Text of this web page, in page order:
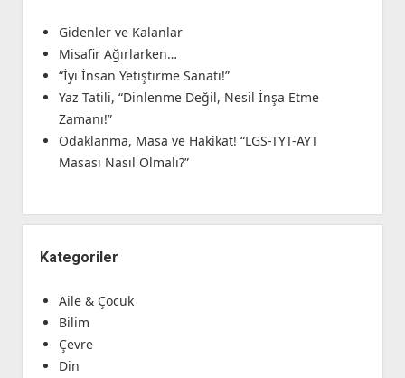
Gidenler ve Kalanlar
Misafir Ağırlarken…
“İyi İnsan Yetiştirme Sanatı!”
Yaz Tatili, “Dinlenme Değil, Nesil İnşa Etme
Zamanı!”
Odaklanma, Masa ve Hakikat! “LGS-TYT-AYT
Masası Nasıl Olmalı?”
Kategoriler
Aile & Çocuk
Bilim
Çevre
Din